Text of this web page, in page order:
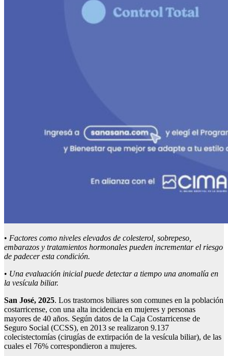
• Factores como niveles elevados de colesterol, sobrepeso,
embarazos y tratamientos hormonales pueden incrementar el riesgo
de padecer esta condición.
• Una evaluación inicial puede detectar a tiempo una anomalía en
la vesícula biliar.
San José, 2025. Los trastornos biliares son comunes en la población
costarricense, con una alta incidencia en mujeres y personas
mayores de 40 años. Según datos de la Caja Costarricense de
Seguro Social (CCSS), en 2013 se realizaron 9.137
colecistectomías (cirugías de extirpación de la vesícula biliar), de las
cuales el 76% correspondieron a mujeres.